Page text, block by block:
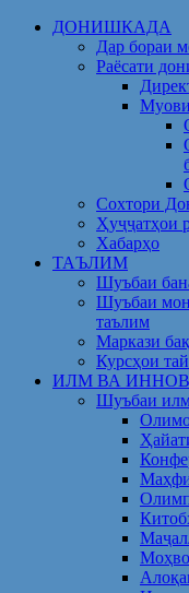
Skip
ДОНИШКАДА
Дар бораи
Раёсати
Сохтори
Ҳуҷҷатҳои
Хабарҳо
ТАЪЛИМ
Шуъбаи
Шуъбаи
таълим
Маркази
Курсҳои
ИЛМ ВА
Шуъбаи илм